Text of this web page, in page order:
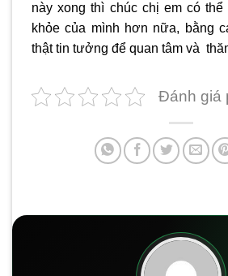
này xong thì chúc chị em có
khỏe của mình hơn nữa, bằng
thật tin tưởng để quan tâm và
Đánh giá